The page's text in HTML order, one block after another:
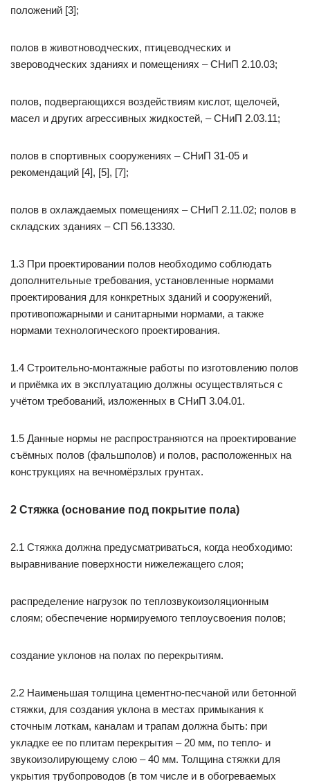
положений [3];
полов в животноводческих, птицеводческих и
звероводческих зданиях и помещениях – СНиП 2.10.03;
полов, подвергающихся воздействиям кислот, щелочей,
масел и других агрессивных жидкостей, – СНиП 2.03.11;
полов в спортивных сооружениях – СНиП 31-05 и
рекомендаций [4], [5], [7];
полов в охлаждаемых помещениях – СНиП 2.11.02; полов в
складских зданиях – СП 56.13330.
1.3 При проектировании полов необходимо соблюдать
дополнительные требования, установленные нормами
проектирования для конкретных зданий и сооружений,
противопожарными и санитарными нормами, а также
нормами технологического проектирования.
1.4 Строительно-монтажные работы по изготовлению полов
и приёмка их в эксплуатацию должны осуществляться с
учётом требований, изложенных в СНиП 3.04.01.
1.5 Данные нормы не распространяются на проектирование
съёмных полов (фальшполов) и полов, расположенных на
конструкциях на вечномёрзлых грунтах.
2 Стяжка (основание под покрытие пола)
2.1 Стяжка должна предусматриваться, когда необходимо:
выравнивание поверхности нижележащего слоя;
распределение нагрузок по теплозвукоизоляционным
слоям; обеспечение нормируемого теплоусвоения полов;
создание уклонов на полах по перекрытиям.
2.2 Наименьшая толщина цементно-песчаной или бетонной
стяжки, для создания уклона в местах примыкания к
сточным лоткам, каналам и трапам должна быть: при
укладке ее по плитам перекрытия – 20 мм, по тепло- и
звукоизолирующему слою – 40 мм. Толщина стяжки для
укрытия трубопроводов (в том числе и в обогреваемых